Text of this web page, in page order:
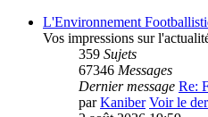
L'Environnement
Vos impressions sur
359 Sujets
67346 Messages
Dernier message Re:
parKaniber Voir le